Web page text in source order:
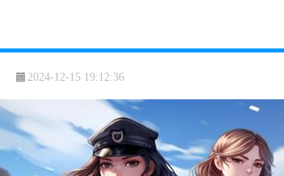
2024-12-15 19:12:36